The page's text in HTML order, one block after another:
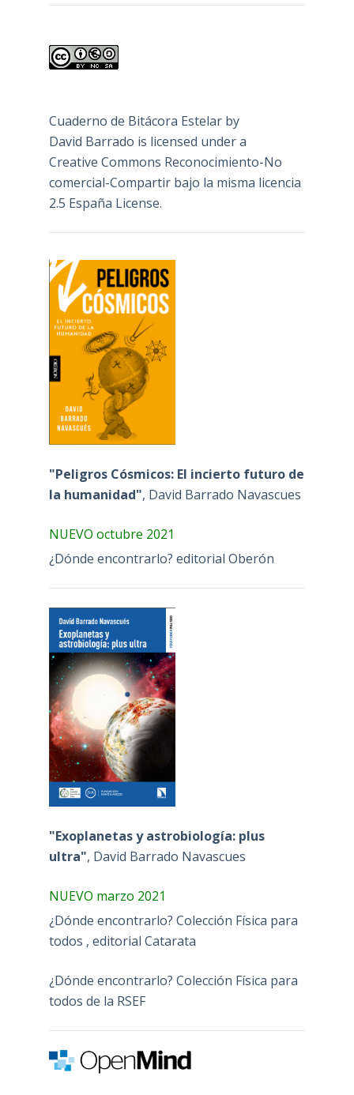
Cuaderno de Bitácora Estelarby
David Barrado is licensed under a
Creative Commons Reconocimiento-No
comercial-Compartir bajo la misma licencia
2.5 España License.
"Peligros Cósmicos: El incierto futuro de
la humanidad", David Barrado Navascues
NUEVO octubre 2021
¿Dónde encontrarlo? editorial Oberón
"Exoplanetas y astrobiología: plus
ultra", David Barrado Navascues
NUEVO marzo 2021
¿Dónde encontrarlo? Colección Física para
todos , editorial Catarata
¿Dónde encontrarlo? Colección Física para
todos de la RSEF